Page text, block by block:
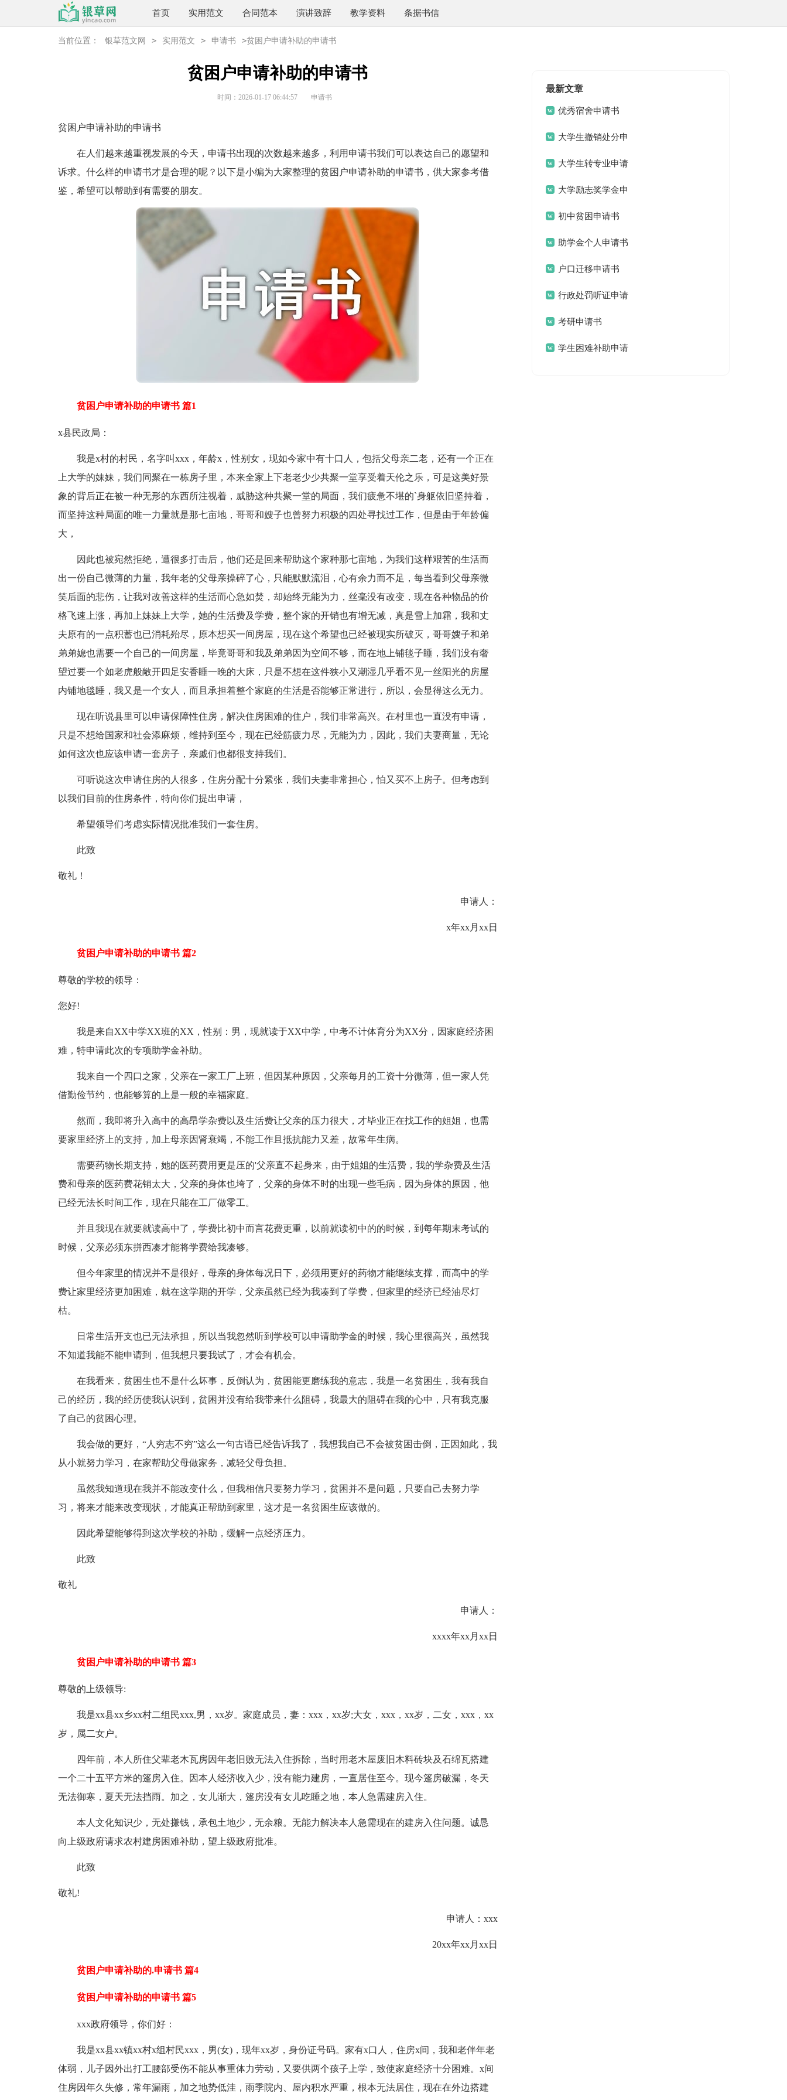
首页 实用范文 合同范本 演讲致辞 教学资料 条据书信
当前位置： 银草范文网 > 实用范文 > 申请书 >贫困户申请补助的申请书
贫困户申请补助的申请书
时间：2026-01-17 06:44:57 申请书
贫困户申请补助的申请书
在人们越来越重视发展的今天，申请书出现的次数越来越多，利用申请书我们可以表达自己的愿望和
诉求。什么样的申请书才是合理的呢？以下是小编为大家整理的贫困户申请补助的申请书，供大家参考借
鉴，希望可以帮助到有需要的朋友。
贫困户申请补助的申请书 篇1
x县民政局：
我是x村的村民，名字叫xxx，年龄x，性别女，现如今家中有十口人，包括父母亲二老，还有一个正在
上大学的妹妹，我们同聚在一栋房子里，本来全家上下老老少少共聚一堂享受着天伦之乐，可是这美好景
象的背后正在被一种无形的东西所注视着，威胁这种共聚一堂的局面，我们疲惫不堪的`身躯依旧坚持着，
而坚持这种局面的唯一力量就是那七亩地，哥哥和嫂子也曾努力积极的四处寻找过工作，但是由于年龄偏
大，
因此也被宛然拒绝，遭很多打击后，他们还是回来帮助这个家种那七亩地，为我们这样艰苦的生活而
出一份自己微薄的力量，我年老的父母亲操碎了心，只能默默流泪，心有余力而不足，每当看到父母亲微
笑后面的悲伤，让我对改善这样的生活而心急如焚，却始终无能为力，丝毫没有改变，现在各种物品的价
格飞速上涨，再加上妹妹上大学，她的生活费及学费，整个家的开销也有增无减，真是雪上加霜，我和丈
夫原有的一点积蓄也已消耗殆尽，原本想买一间房屋，现在这个希望也已经被现实所破灭，哥哥嫂子和弟
弟弟媳也需要一个自己的一间房屋，毕竟哥哥和我及弟弟因为空间不够，而在地上铺毯子睡，我们没有奢
望过要一个如老虎般敞开四足安香睡一晚的大床，只是不想在这件狭小又潮湿几乎看不见一丝阳光的房屋
内铺地毯睡，我又是一个女人，而且承担着整个家庭的生活是否能够正常进行，所以，会显得这么无力。
现在听说县里可以申请保障性住房，解决住房困难的住户，我们非常高兴。在村里也一直没有申请，
只是不想给国家和社会添麻烦，维持到至今，现在已经筋疲力尽，无能为力，因此，我们夫妻商量，无论
如何这次也应该申请一套房子，亲戚们也都很支持我们。
可听说这次申请住房的人很多，住房分配十分紧张，我们夫妻非常担心，怕又买不上房子。但考虑到
以我们目前的住房条件，特向你们提出申请，
希望领导们考虑实际情况批准我们一套住房。
此致
敬礼！
申请人：
x年xx月xx日
贫困户申请补助的申请书 篇2
尊敬的学校的领导：
您好!
我是来自XX中学XX班的XX，性别：男，现就读于XX中学，中考不计体育分为XX分，因家庭经济困
难，特申请此次的专项助学金补助。
我来自一个四口之家，父亲在一家工厂上班，但因某种原因，父亲每月的工资十分微薄，但一家人凭
借勤俭节约，也能够算的上是一般的幸福家庭。
然而，我即将升入高中的高昂学杂费以及生活费让父亲的压力很大，才毕业正在找工作的姐姐，也需
要家里经济上的支持，加上母亲因肾衰竭，不能工作且抵抗能力又差，故常年生病。
需要药物长期支持，她的医药费用更是压的'父亲直不起身来，由于姐姐的生活费，我的学杂费及生活
费和母亲的医药费花销太大，父亲的身体也垮了，父亲的身体不时的出现一些毛病，因为身体的原因，他
已经无法长时间工作，现在只能在工厂做零工。
并且我现在就要就读高中了，学费比初中而言花费更重，以前就读初中的的时候，到每年期末考试的
时候，父亲必须东拼西凑才能将学费给我凑够。
但今年家里的情况并不是很好，母亲的身体每况日下，必须用更好的药物才能继续支撑，而高中的学
费让家里经济更加困难，就在这学期的开学，父亲虽然已经为我凑到了学费，但家里的经济已经油尽灯
枯。
日常生活开支也已无法承担，所以当我忽然听到学校可以申请助学金的时候，我心里很高兴，虽然我
不知道我能不能申请到，但我想只要我试了，才会有机会。
在我看来，贫困生也不是什么坏事，反倒认为，贫困能更磨练我的意志，我是一名贫困生，我有我自
己的经历，我的经历使我认识到，贫困并没有给我带来什么阻碍，我最大的阻碍在我的心中，只有我克服
了自己的贫困心理。
我会做的更好，“人穷志不穷”这么一句古语已经告诉我了，我想我自己不会被贫困击倒，正因如此，我
从小就努力学习，在家帮助父母做家务，减轻父母负担。
虽然我知道现在我并不能改变什么，但我相信只要努力学习，贫困并不是问题，只要自己去努力学
习，将来才能来改变现状，才能真正帮助到家里，这才是一名贫困生应该做的。
因此希望能够得到这次学校的补助，缓解一点经济压力。
此致
敬礼
申请人：
xxxx年xx月xx日
贫困户申请补助的申请书 篇3
尊敬的上级领导:
我是xx县xx乡xx村二组民xxx,男，xx岁。家庭成员，妻：xxx，xx岁;大女，xxx，xx岁，二女，xxx，xx
岁，属二女户。
四年前，本人所住父辈老木瓦房因年老旧败无法入住拆除，当时用老木屋废旧木料砖块及石绵瓦搭建
一个二十五平方米的篷房入住。因本人经济收入少，没有能力建房，一直居住至今。现今篷房破漏，冬天
无法御寒，夏天无法挡雨。加之，女儿渐大，篷房没有女儿吃睡之地，本人急需建房入住。
本人文化知识少，无处搛钱，承包土地少，无余粮。无能力解决本人急需现在的建房入住问题。诚恳
向上级政府请求农村建房困难补助，望上级政府批准。
此致
敬礼!
申请人：xxx
20xx年xx月xx日
贫困户申请补助的.申请书 篇4
贫困户申请补助的申请书 篇5
xxx政府领导，你们好：
我是xx县xx镇xx村x组村民xxx，男(女)，现年xx岁，身份证号码。家有x口人，住房x间，我和老伴年老
体弱，儿子因外出打工腰部受伤不能从事重体力劳动，又要供两个孩子上学，致使家庭经济十分困难。x间
住房因年久失修，常年漏雨，加之地势低洼，雨季院内、屋内积水严重，根本无法居住，现在在外边搭建
最新文章
优秀宿舍申请书
大学生撤销处分申
请书大学生转专业申请
书 大学励志奖学金申
请书初中贫困申请书
助学金个人申请书
户口迁移申请书
行政处罚听证申请
书 考研申请书
学生困难补助申请